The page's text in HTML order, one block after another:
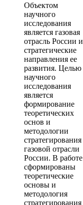
Объектом
научного
исследования
является газовая
отрасль России и
стратегические
направления ее
развития. Целью
научного
исследования
является
формирование
теоретических
основ и
методологии
стратегирования
газовой отрасли
России. В работе
сформированы
теоретические
основы и
методология
стратегирования